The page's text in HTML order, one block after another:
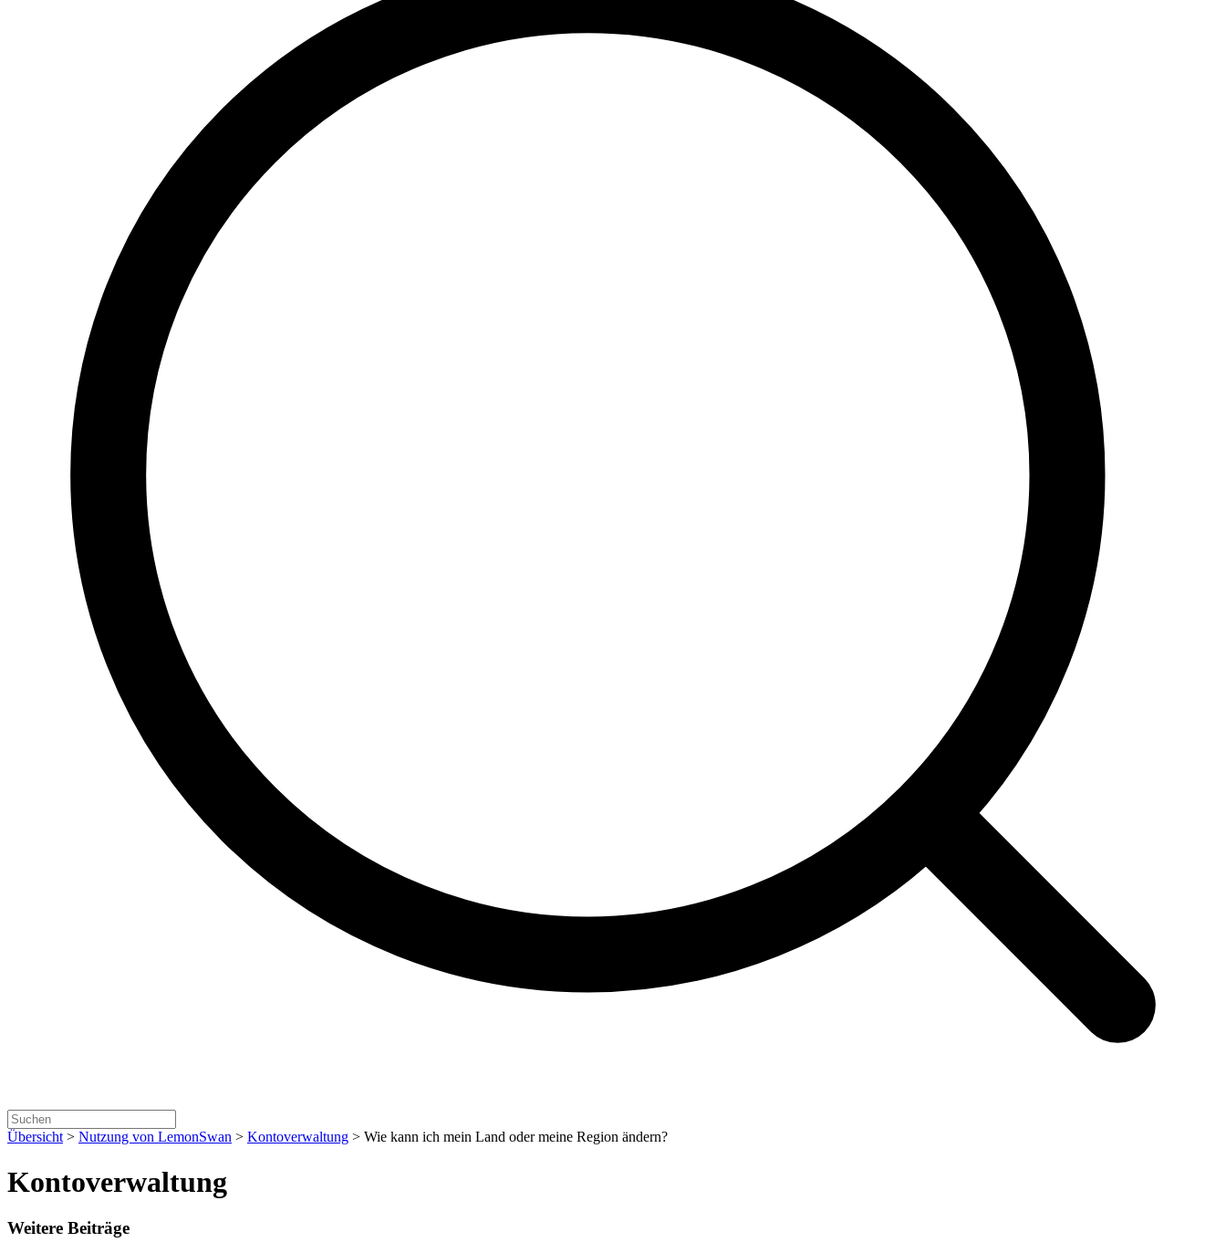
Übersicht > Nutzung von LemonSwan > Kontoverwaltung > Wie kann ich mein Land oder meine Region ändern?
Kontoverwaltung
Weitere Beiträge